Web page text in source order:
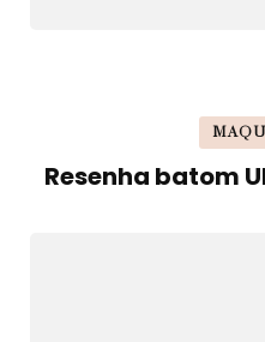
Resenha batom